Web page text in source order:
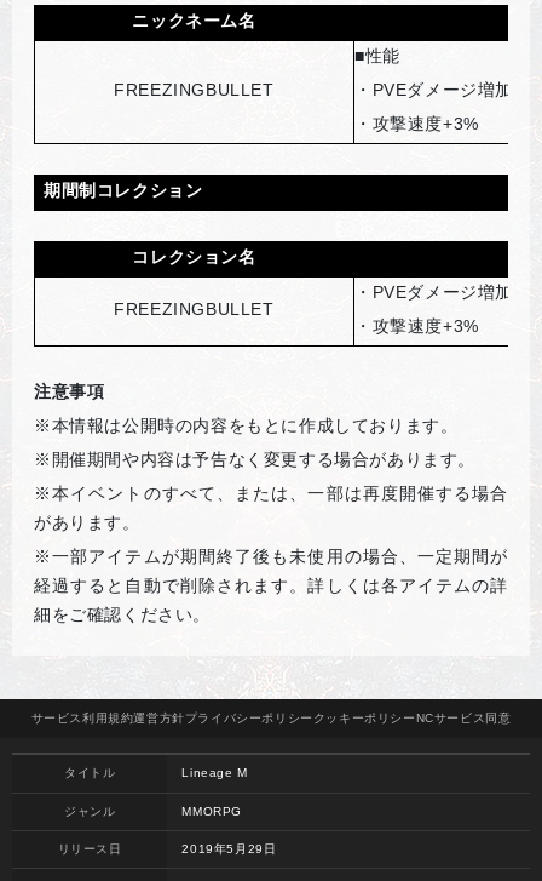
ニックネーム名
FREEZINGBULLET
■性能
・PVEダメージ増加1%
・攻撃速度+3%
期間制コレクション
コレクション名
FREEZINGBULLET
・PVEダメージ増加1%
・攻撃速度+3%
注意事項
※本情報は公開時の内容をもとに作成しております。
※開催期間や内容は予告なく変更する場合があります。
※本イベントのすべて、または、一部は再度開催する場合
があります。
※一部アイテムが期間終了後も未使用の場合、一定期間が
経過すると自動で削除されます。詳しくは各アイテムの詳
細をご確認ください。
サービス 利用規約運営方針プライバシーポリシー クッキーポリシーNCサービス 同意
タイトル Lineage M
ジャンル MMORPG
リリース日 2019年5月29日